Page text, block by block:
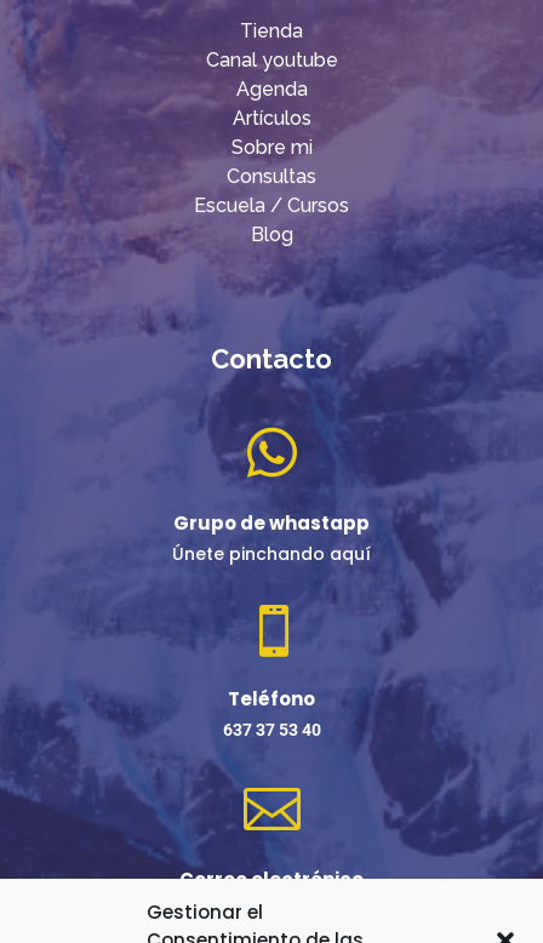
Gestionar el
Tienda
Canal youtube
Agenda
Artículos
Sobre mi
Consultas
Escuela / Cursos
Blog
Contacto

Grupo de whastapp
Únete pinchando aquí

Teléfono
637 37 53 40

Correo electrónico
robertosamadhy@gmail.com